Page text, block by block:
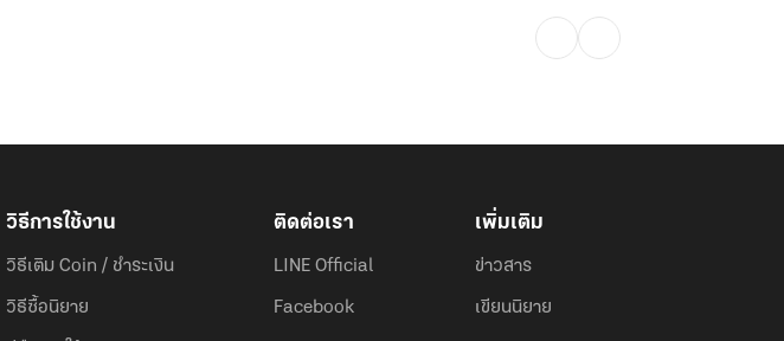
วิธีการใช้งาน
วิธีเติม Coin / ชำระเงิน
วิธีซื้อนิยาย
ติดต่อเรา
LINE Official
Facebook
เพิ่มเติม
ข่าวสาร
เขียนนิยาย